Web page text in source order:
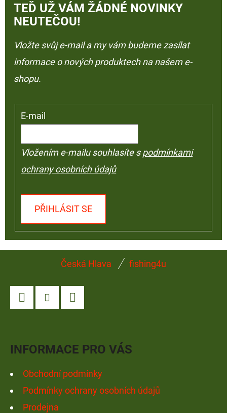
TEĎ UŽ VÁM ŽÁDNÉ NOVINKY
NEUTEČOU!
Vložte svůj e-mail a my vám budeme zasílat
informace o nových produktech na našem e-
shopu.
E-mail
Vložením e-mailu souhlasíte spodmínkami
ochrany osobních údajů
PŘIHLÁSIT SE
Česká Hlava fishing4u
INFORMACE PRO VÁS
Obchodní podmínky
Podmínky ochrany osobních údajů
Prodejna